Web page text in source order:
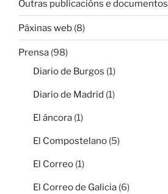
Outras publicacións e documentos
Páxinas web (8)
Prensa (98)
Diario de Burgos (1)
Diario de Madrid (1)
El áncora (1)
El Compostelano (5)
El Correo (1)
El Correo de Galicia (6)